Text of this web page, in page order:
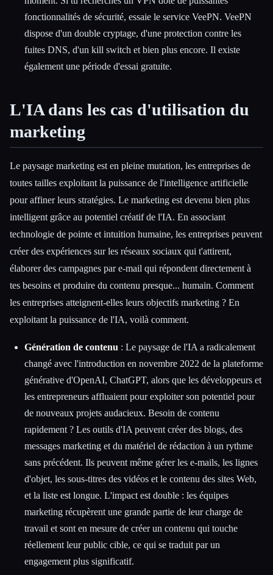
fonctionnalités de sécurité, essaie le service VeePN. VeePN
dispose d'un double cryptage, d'une protection contre les
fuites DNS, d'un kill switch et bien plus encore. Il existe
également une période d'essai gratuite.
L'IA dans les cas d'utilisation du
marketing
Le paysage marketing est en pleine mutation, les entreprises de
toutes tailles exploitant la puissance de l'intelligence artificielle
pour affiner leurs stratégies. Le marketing est devenu bien plus
intelligent grâce au potentiel créatif de l'IA. En associant
technologie de pointe et intuition humaine, les entreprises peuvent
créer des expériences sur les réseaux sociaux qui t'attirent,
élaborer des campagnes par e-mail qui répondent directement à
tes besoins et produire du contenu presque... humain. Comment
les entreprises atteignent-elles leurs objectifs marketing ? En
exploitant la puissance de l'IA, voilà comment.
Génération de contenu : Le paysage de l'IA a radicalement
changé avec l'introduction en novembre 2022 de la plateforme
générative d'OpenAI, ChatGPT, alors que les développeurs et
les entrepreneurs affluaient pour exploiter son potentiel pour
de nouveaux projets audacieux. Besoin de contenu
rapidement ? Les outils d'IA peuvent créer des blogs, des
messages marketing et du matériel de rédaction à un rythme
sans précédent. Ils peuvent même gérer les e-mails, les lignes
d'objet, les sous-titres des vidéos et le contenu des sites Web,
et la liste est longue. L'impact est double : les équipes
marketing récupèrent une grande partie de leur charge de
travail et sont en mesure de créer un contenu qui touche
réellement leur public cible, ce qui se traduit par un
engagement plus significatif.